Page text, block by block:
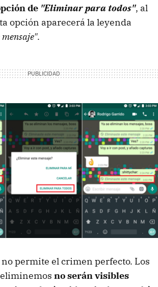
de "Eliminar para todos", al
opción aparecerá la leyenda
.
permite el crimen perfecto. Los
no serán visibles